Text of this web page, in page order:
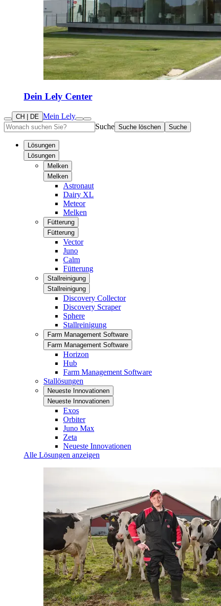
Dein Lely Center
CH | DE Mein Lely
Suche Suche löschen Suche
Lösungen
Lösungen
Melken
Melken
Astronaut
Dairy XL
Meteor
Melken
Fütterung
Fütterung
Vector
Juno
Calm
Fütterung
Stallreinigung
Stallreinigung
Discovery Collector
Discovery Scraper
Sphere
Stallreinigung
Farm Management Software
Farm Management Software
Horizon
Hub
Farm Management Software
Stallösungen
Neueste Innovationen
Neueste Innovationen
Exos
Orbiter
Juno Max
Zeta
Neueste Innovationen
Alle Lösungen anzeigen